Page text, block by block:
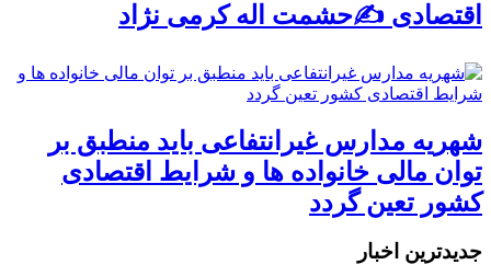
اقتصادی ✍حشمت اله کرمی نژاد
شهریه مدارس غیرانتفاعی باید منطبق بر
توان مالی خانواده ها و شرایط اقتصادی
کشور تعین گردد
جديدترين اخبار